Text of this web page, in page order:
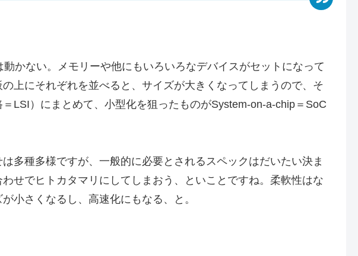
かない。メモリーや他にもいろいろなデバイスがセットになって
上にそれぞれを並べると、サイズが大きくなってしまうので、そ
LSI）にまとめて、小型化を狙ったものがSystem-on-a-chip＝SoC
多種多様ですが、一般的に必要とされるスペックはだいたい決ま
せでヒトカタマリにしてしまおう、といことですね。柔軟性はな
小さくなるし、高速化にもなる、と。